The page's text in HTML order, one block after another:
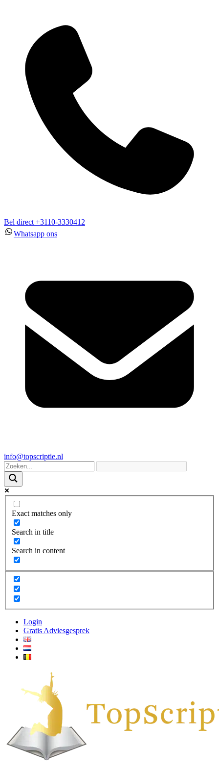
Bel direct +3110-3330412
Whatsapp ons
info@topscriptie.nl
Exact matches only
Search in title
Search in content
Login
Gratis Adviesgesprek